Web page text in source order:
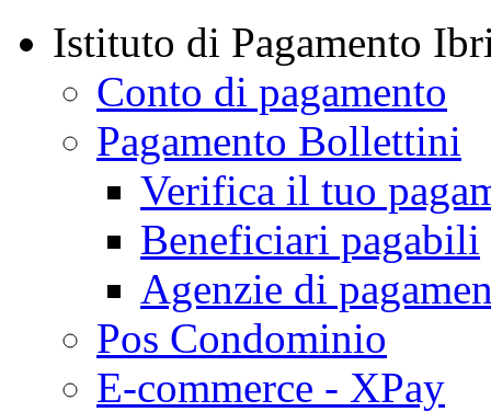
Istituto di Pagamento
Conto di pagamento
Pagamento Bollettini
Verifica il tuo
Beneficiari pagabili
Agenzie di
Pos Condominio
E-commerce - XPay